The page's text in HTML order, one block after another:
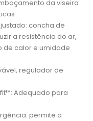
da viseira
concha de
a resistência do ar,
de calor e umidade
regulador de
Adequado para
permite a